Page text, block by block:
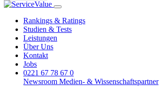
Rankings & Ratings
Studien & Tests
Leistungen
Über Uns
Kontakt
Jobs
0221 67 78 67 0
Newsroom Medien- & Wissenschaftspartner